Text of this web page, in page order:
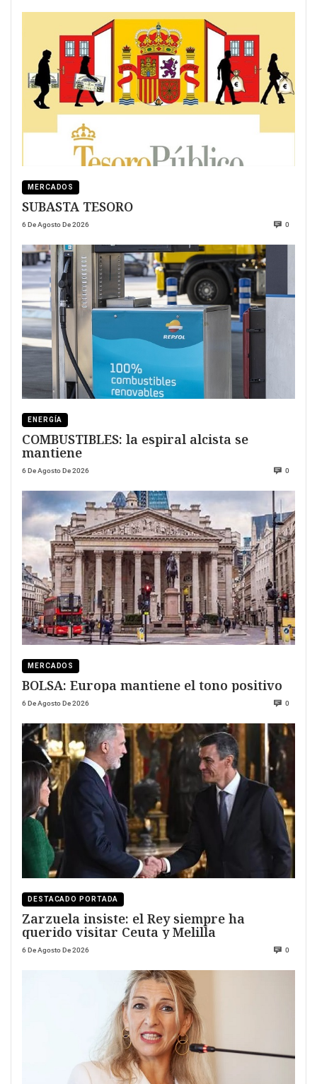
MERCADOS
SUBASTA TESORO
6 De Agosto De 2026 0
ENERGÍA
COMBUSTIBLES: la espiral alcista se
mantiene
6 De Agosto De 2026 0
MERCADOS
BOLSA: Europa mantiene el tono positivo
6 De Agosto De 2026 0
DESTACADO PORTADA
Zarzuela insiste: el Rey siempre ha
querido visitar Ceuta y Melilla
6 De Agosto De 2026 0